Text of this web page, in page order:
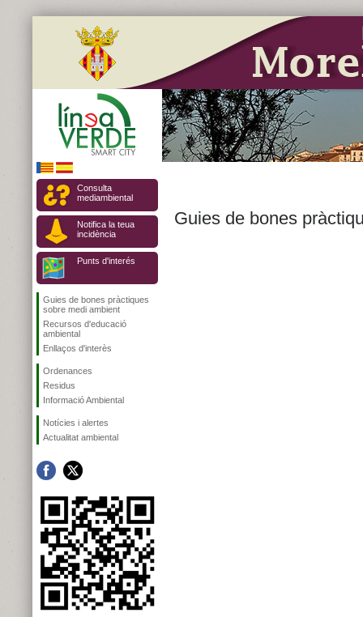
Consulta
mediambiental
Notifica la teua
incidència
Punts d'interés
Guies de bones pràctiques
sobre medi ambient
Recursos d'educació
ambiental
Enllaços d'interès
Ordenances
Residus
Informació Ambiental
Notícies i alertes
Actualitat ambiental
Guies de bones